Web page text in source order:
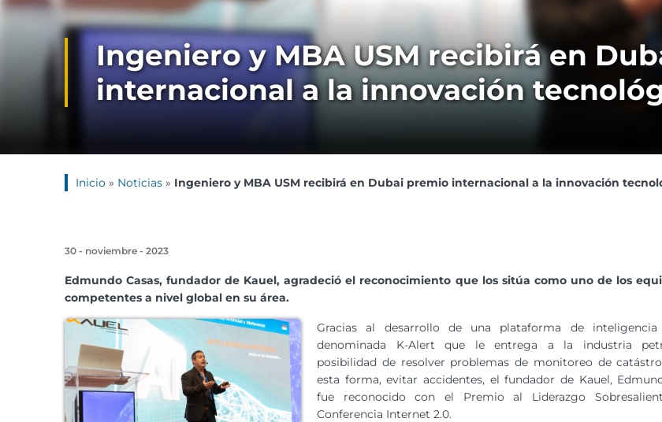
Ingeniero y MBA USM recibirá en
internacional a la innovación
Inicio » Noticias » Ingeniero y MBA USM recibirá en Dubai premio internacional a la innovación
30 - noviembre - 2023
Edmundo Casas, fundador de Kauel, agradeció el reconocimiento que los sitúa como uno de los
competentes a nivel global en su área.
Gracias al desarrollo de una plataforma de inteligencia
denominada K-Alert que le entrega a la industria
posibilidad de resolver problemas de monitoreo de
esta forma, evitar accidentes, el fundador de Kauel,
fue reconocido con el Premio al Liderazgo
Conferencia Internet 2.0.